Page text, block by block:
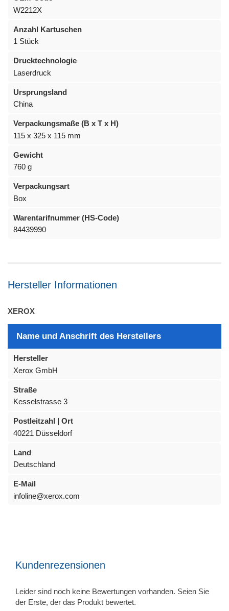
W2212X
Anzahl Kartuschen
1 Stück
Drucktechnologie
Laserdruck
Ursprungsland
China
Verpackungsmaße (B x T x H)
115 x 325 x 115 mm
Gewicht
760 g
Verpackungsart
Box
Warentarifnummer (HS-Code)
84439990
Hersteller Informationen
XEROX
Name und Anschrift des Herstellers
Hersteller
Xerox GmbH
Straße
Kesselstrasse 3
Postleitzahl | Ort
40221 Düsseldorf
Land
Deutschland
E-Mail
infoline@xerox.com
Kundenrezensionen
Leider sind noch keine Bewertungen vorhanden. Seien Sie
der Erste, der das Produkt bewertet.